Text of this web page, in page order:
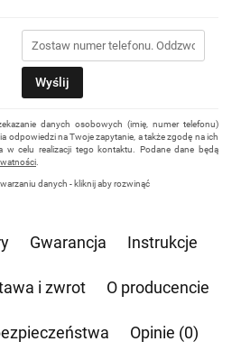
Wyślij
danych osobowych (imię, numer telefonu)
odpowiedzi na Twoje zapytanie, a także zgodę na ich
w celu realizacji tego kontaktu. Podane dane będą
danych - kliknij aby rozwinąć
wycofana, kontaktując się z administratorem, np.
dostępu do swoich danych, ich sprostowania,
usunięcia, ograniczenia przetwarzania, a także prawo
Gwarancja Instrukcje
i zwrot O producencie
Opinie (0)